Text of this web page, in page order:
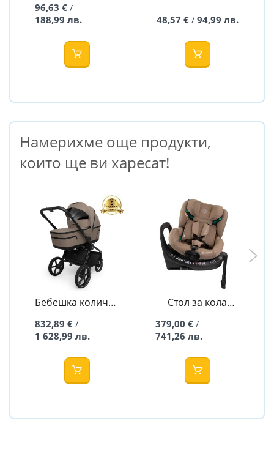
Como - синя
96,63 € /
188,99 лв.
Canpol
48,57 €/ 94,99 лв.
Намерихме още продукти,
които ще ви харесат!
Бебешка количка
Mokka - Muuvo
832,89 € /
1 628,99 лв.
Стол за кола
Size 40-150 см -
Sorino
379,00 € /
741,26 лв.